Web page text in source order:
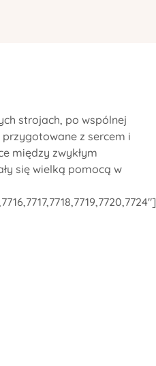
strojach, po wspólnej
z sercem i
między zwykłym
się wielką pomocą w